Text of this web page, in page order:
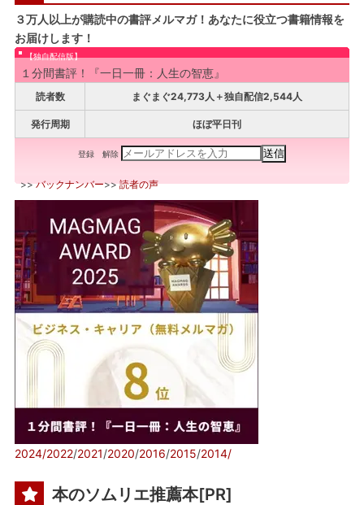
３万人以上が購読中の書評メルマガ！あなたに役立つ書籍情報を
お届けします！
【独自配信版】
１分間書評！『一日一冊：人生の智恵』
読者数 まぐまぐ24,773人＋独自配信2,544人
発行周期 ほぼ平日刊
登録 解除
>>バックナンバー>>読者の声
2024/2022/2021/2020/2016/2015/2014/
本のソムリエ推薦本[PR]